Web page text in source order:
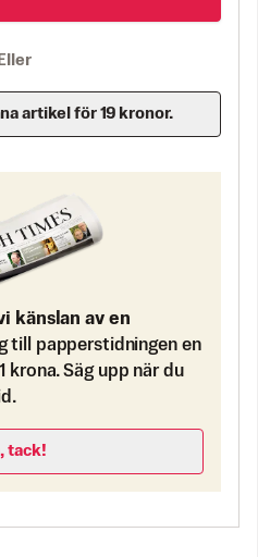
Eller
artikel för 19 kronor.
känslan av en
till papperstidningen en
krona. Säg upp när du
tack!